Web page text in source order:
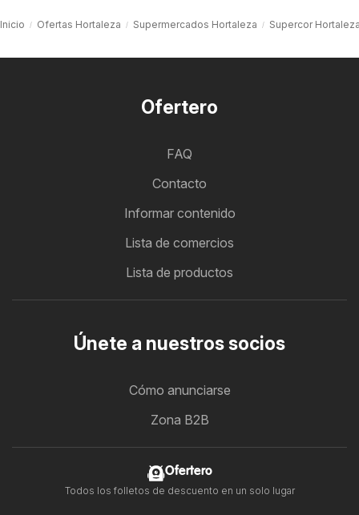
Inicio Ofertas Hortaleza Supermercados Hortaleza Supercor
Ofertero
FAQ
Contacto
Informar contenido
Lista de comercios
Lista de productos
Únete a nuestros socios
Cómo anunciarse
Zona B2B
Ofertero
Todos los folletos de descuento en un solo lugar